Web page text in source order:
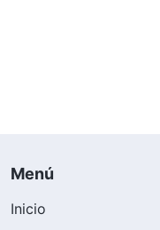
Menú
Inicio